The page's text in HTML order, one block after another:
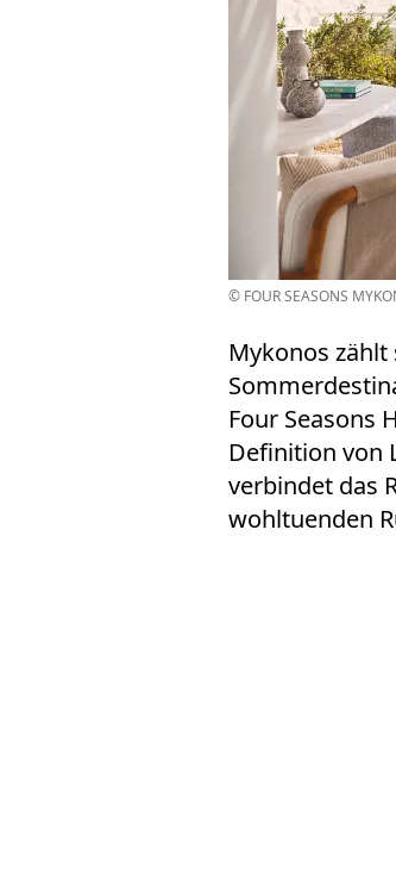
© FOUR SEASONS
Mykonos zählt
Four Seasons
Definition von
verbindet das
wohltuenden